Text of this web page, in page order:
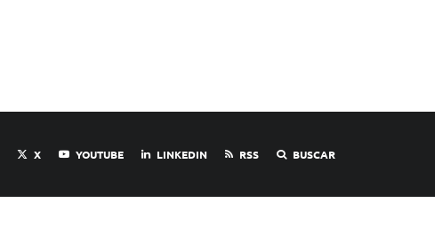
X YOUTUBE LINKEDIN RSS BUSCAR